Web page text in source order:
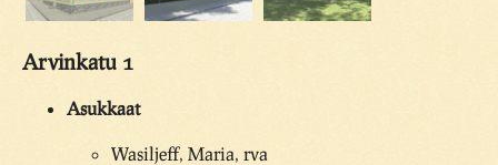
Arvinkatu 1
Asukkaat
Wasiljeff, Maria, rva